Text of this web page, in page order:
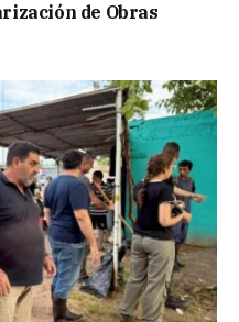
de Obras